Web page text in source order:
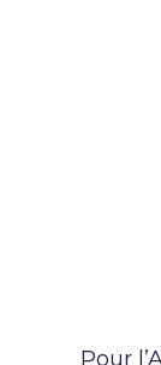
Pour